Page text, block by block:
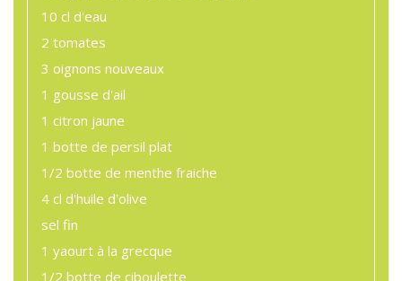
10 cl d'eau
2 tomates
3 oignons nouveaux
1 gousse d'ail
1 citron jaune
1 botte de persil plat
1/2 botte de menthe fraiche
4 cl d'huile d'olive
sel fin
1 yaourt à la grecque
1/2 botte de ciboulette